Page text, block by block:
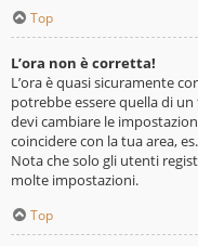
Top
L’ora non è corretta!
L’ora è quasi sicuramente
potrebbe essere quella di
devi cambiare le
coincidere con la tua area,
Nota che solo gli utenti
molte impostazioni.
Top